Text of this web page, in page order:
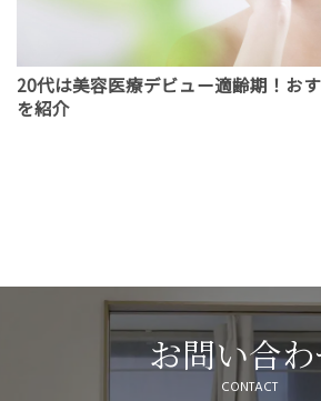
20代は美容医療デビュー適齢期！お
を紹介
お問い合
CONTACT